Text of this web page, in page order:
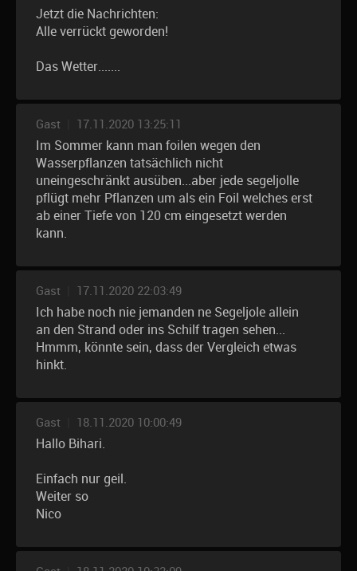
Jetzt die Nachrichten:
Alle verrückt geworden!
Das Wetter.......
Gast 17.11.2020 13:25:11
Im Sommer kann man foilen wegen den
Wasserpflanzen tatsächlich nicht
uneingeschränkt ausüben...aber jede segeljolle
pflügt mehr Pflanzen um als ein Foil welches erst
ab einer Tiefe von 120 cm eingesetzt werden
kann.
Gast 17.11.2020 22:03:49
Ich habe noch nie jemanden ne Segeljole allein
an den Strand oder ins Schilf tragen sehen...
Hmmm, könnte sein, dass der Vergleich etwas
hinkt.
Gast 18.11.2020 10:00:49
Hallo Bihari.
Einfach nur geil.
Weiter so
Nico